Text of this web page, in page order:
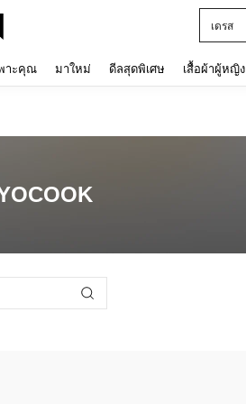
เดรส
าะคุณ มาใหม่ ดีลสุดพิเศษ เสื้อผ้าผู้หญิง